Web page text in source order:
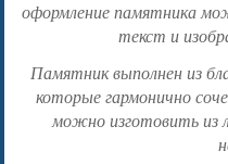
оформление памятника
текст и
Памятник выполнен из
которые гармонично
можно изготовить из